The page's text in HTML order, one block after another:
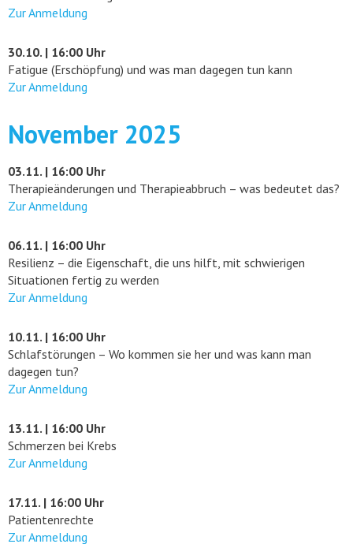
Zur Anmeldung
30.10. | 16:00 Uhr
Fatigue (Erschöpfung) und was man dagegen tun kann
Zur Anmeldung
November 2025
03.11. | 16:00 Uhr
Therapieänderungen und Therapieabbruch – was bedeutet das?
Zur Anmeldung
06.11. | 16:00 Uhr
Resilienz – die Eigenschaft, die uns hilft, mit schwierigen
Situationen fertig zu werden
Zur Anmeldung
10.11. | 16:00 Uhr
Schlafstörungen – Wo kommen sie her und was kann man
dagegen tun?
Zur Anmeldung
13.11. | 16:00 Uhr
Schmerzen bei Krebs
Zur Anmeldung
17.11. | 16:00 Uhr
Patientenrechte
Zur Anmeldung